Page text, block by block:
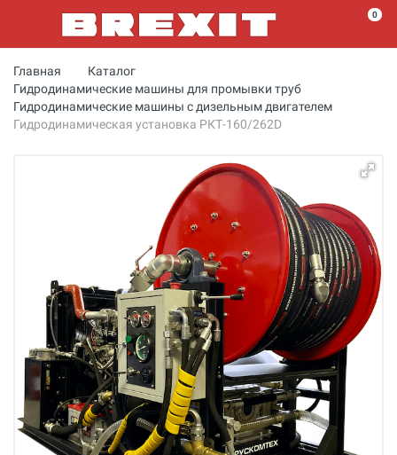
0
Главная
Каталог
Гидродинамические машины для промывки труб
Гидродинамические машины с дизельным двигателем
Гидродинамическая установка РКТ-160/262D